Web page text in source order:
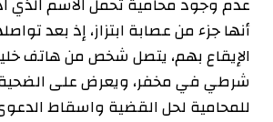
أنها جزء من عصابة ابتزاز، إذ بعد
الإيقاع بهم، يتصل شخص من هاتف
شرطي في مخفر، ويعرض على
للمحامية لحل القضية واسقاط